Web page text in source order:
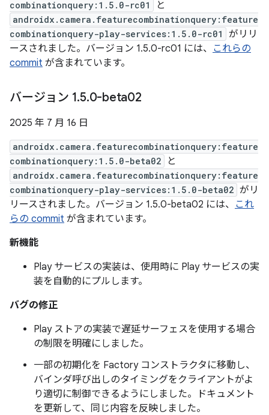
combinationquery:1.5.0-rc01 と
androidx.camera.featurecombinationquery:feature
combinationquery-play-services:1.5.0-rc01
がリリ
ースされました。バージョン 1.5.0-rc01 には、 これらの
commit が含まれています。
バージョン 1.5.0-beta02
2025 年 7 月 16 日
androidx.camera.featurecombinationquery:feature
combinationquery:1.5.0-beta02
と
androidx.camera.featurecombinationquery:feature
combinationquery-play-services:1.5.0-beta02 がリ
リースされました。バージョン 1.5.0-beta02 には、 これ
らの commit が含まれています。
新機能
Play サービスの実装は、使用時に Play サービスの実
装を自動的にプルします。
バグの修正
Play ストアの実装で遅延サーフェスを使用する場合
の制限を明確にしました。
一部の初期化を Factory コンストラクタに移動し、
バインダ呼び出しのタイミングをクライアントがよ
り適切に制御できるようにしました。ドキュメント
を更新して、同じ内容を反映しました。